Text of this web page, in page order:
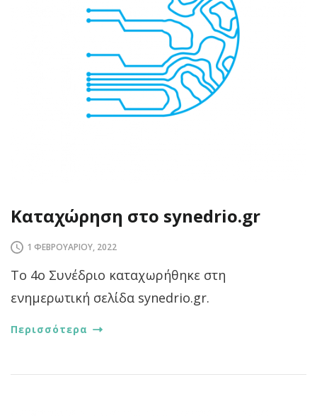
Καταχώρηση στο synedrio.gr
1 ΦΕΒΡΟΥΑΡΊΟΥ, 2022
Το 4ο Συνέδριο καταχωρήθηκε στη
ενημερωτική σελίδα synedrio.gr.
Περισσότερα